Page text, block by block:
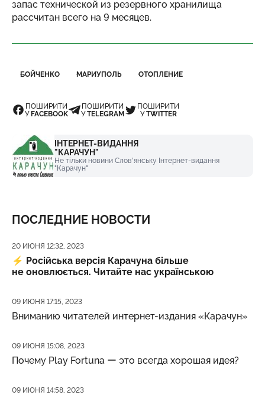
запас технической из резервного хранилища
рассчитан всего на 9 месяцев.
БОЙЧЕНКО МАРИУПОЛЬ ОТОПЛЕНИЕ
ПОШИРИТИ
УFACEBOOK
ПОШИРИТИ
УTELEGRAM
ПОШИРИТИ
УTWITTER
ІНТЕРНЕТ-ВИДАННЯ
"КАРАЧУН"
Не тільки новини Слов'янську Інтернет-видання
"Карачун"
ПОСЛЕДНИЕ НОВОСТИ
Дата публикации
20 ИЮНЯ 12:32, 2023
⚡️ Російська версія Карачуна більше
не оновлюється. Читайте нас українською
Дата публикации
09 ИЮНЯ 17:15, 2023
Вниманию читателей интернет-издания «Карачун»
Дата публикации
09 ИЮНЯ 15:08, 2023
Почему Play Fortuna ー это всегда хорошая идея?
Дата публикации
09 ИЮНЯ 14:58, 2023